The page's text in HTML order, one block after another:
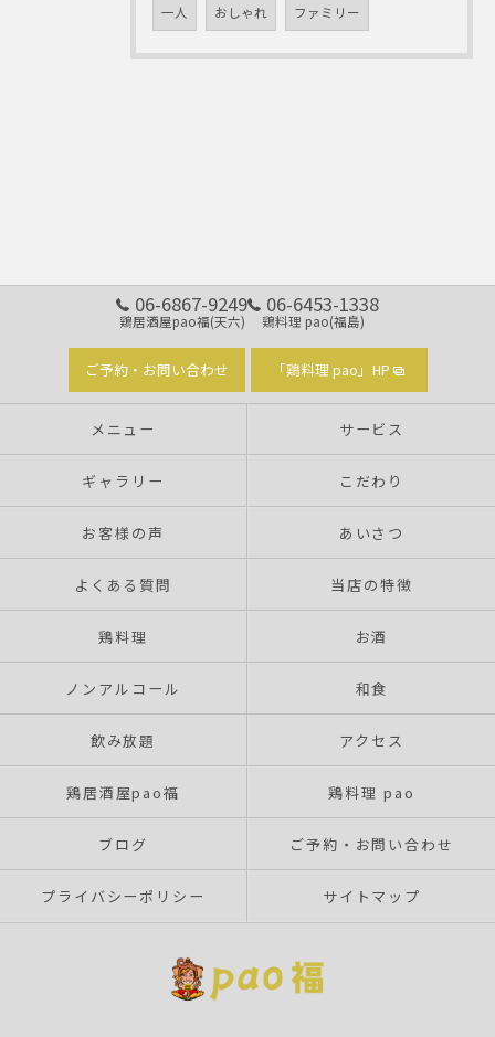
一人 おしゃれ ファミリー
06-6867-9249
鶏居酒屋pao福(天六)
06-6453-1338
鶏料理 pao(福島)
ご予約・お問い合わせ 「鶏料理 pao」HP
メニュー サービス
ギャラリー こだわり
お客様の声 あいさつ
よくある質問 当店の特徴
鶏料理 お酒
ノンアルコール 和食
飲み放題 アクセス
鶏居酒屋pao福 鶏料理 pao
ブログ ご予約・お問い合わせ
プライバシーポリシー サイトマップ